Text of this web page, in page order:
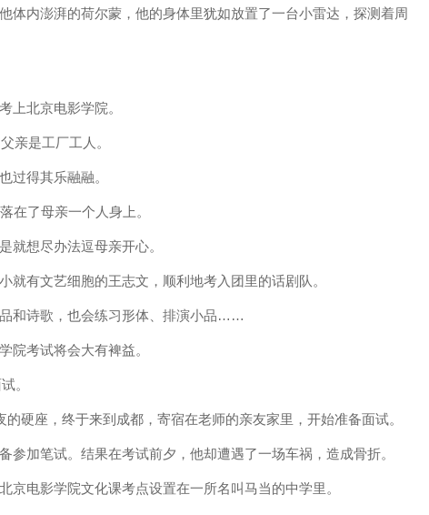
体内澎湃的荷尔蒙，他的身体里犹如放置了一台小雷达，探测着周
上北京电影学院。
亲是工厂工人。
过得其乐融融。
在了母亲一个人身上。
就想尽办法逗母亲开心。
有文艺细胞的王志文，顺利地考入团里的话剧队。
和诗歌，也会练习形体、排演小品……
院考试将会大有裨益。
。
硬座，终于来到成都，寄宿在老师的亲友家里，开始准备面试。
加笔试。结果在考试前夕，他却遭遇了一场车祸，造成骨折。
电影学院文化课考点设置在一所名叫马当的中学里。